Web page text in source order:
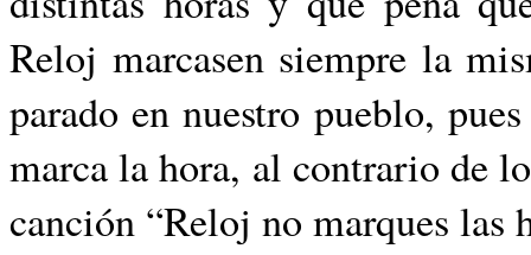
Reloj marcasen siempre la
parado en nuestro pueblo,
marca la hora, al contrario de
canción “Reloj no marques las